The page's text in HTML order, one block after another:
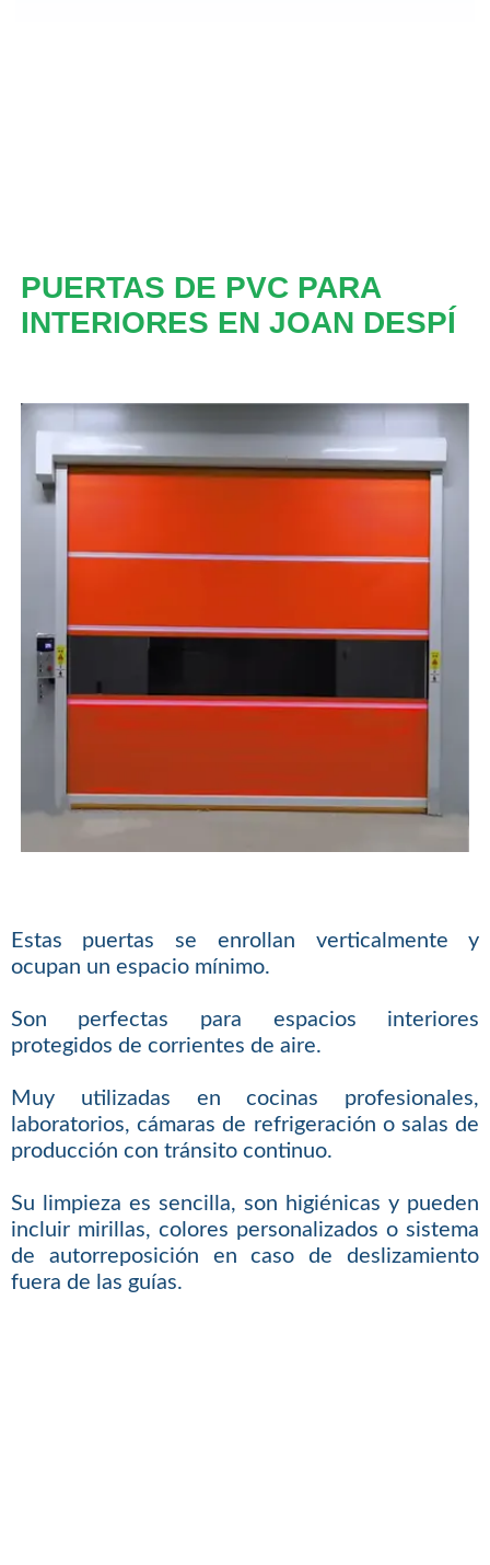
PUERTAS DE PVC PARA
INTERIORES EN JOAN DESPÍ
Estas puertas se enrollan verticalmente y
ocupan un espacio mínimo.
Son perfectas para espacios interiores
protegidos de corrientes de aire.
Muy utilizadas en cocinas profesionales,
laboratorios, cámaras de refrigeración o salas de
producción con tránsito continuo.
Su limpieza es sencilla, son higiénicas y pueden
incluir mirillas, colores personalizados o sistema
de autorreposición en caso de deslizamiento
fuera de las guías.